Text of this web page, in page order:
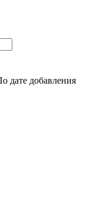
дате добавления